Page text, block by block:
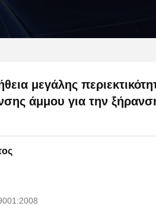
μεγάλης
άμμου για την